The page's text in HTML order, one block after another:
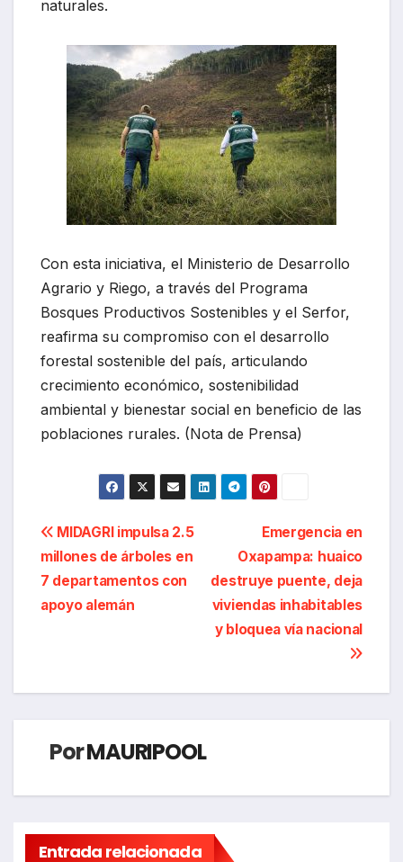
naturales.
Con esta iniciativa, el Ministerio de Desarrollo
Agrario y Riego, a través del Programa
Bosques Productivos Sostenibles y el Serfor,
reafirma su compromiso con el desarrollo
forestal sostenible del país, articulando
crecimiento económico, sostenibilidad
ambiental y bienestar social en beneficio de las
poblaciones rurales. (Nota de Prensa)
Navegación
de
entradas
Emergencia en
Oxapampa: huaico
destruye puente, deja
viviendas inhabitables
y bloquea vía nacional
MIDAGRI impulsa 2.5
millones de árboles en
7 departamentos con
apoyo alemán
PorMAURIPOOL
Entrada relacionada